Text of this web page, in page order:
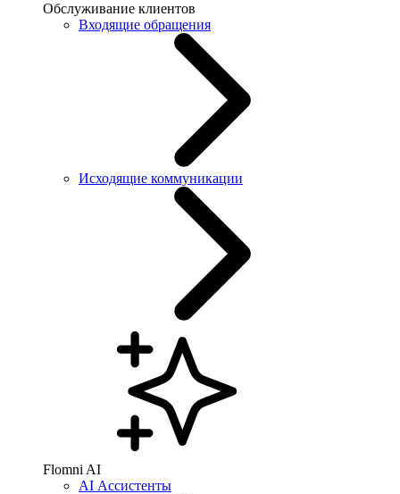
Обслуживание клиентов
Входящие обращения
Исходящие коммуникации
Flomni AI
AI Ассистенты